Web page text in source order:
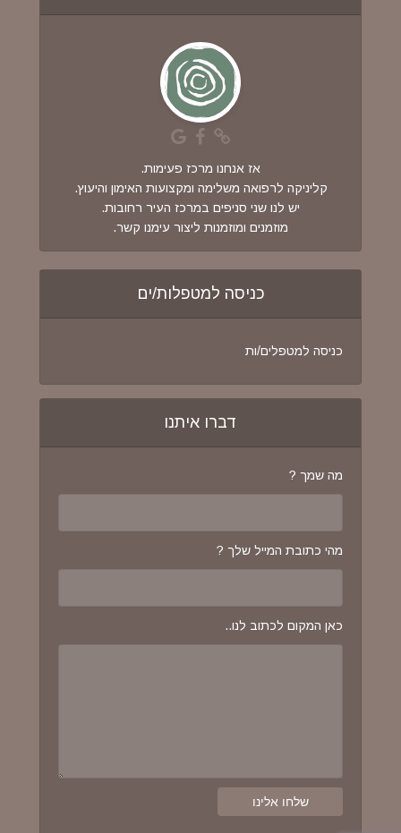
אז אנחנו מרכז פעימות.
קליניקה לרפואה משלימה ומקצועות האימון והיעוץ.
יש לנו שני סניפים במרכז העיר רחובות.
מוזמנים ומוזמנות ליצור עימנו קשר.
כניסה למטפלות/ים
כניסה למטפלים/ות
דברו איתנו
מה שמך ?
מהי כתובת המייל שלך ?
כאן המקום לכתוב לנו..